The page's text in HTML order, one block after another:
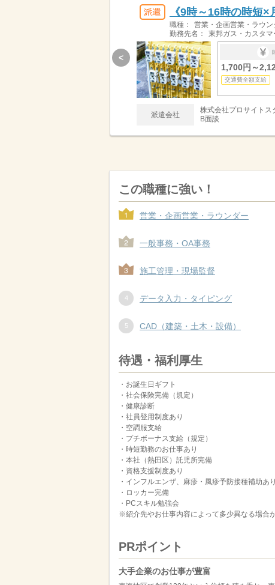
《9時～16時の時短
職種： 営業・企画営業・ラウン
勤務先名：
東邦ガス・カスタ
1,700円～
交通費全額支給
派遣会社
株式会社プロサイトス
B面談
<
この職種に強い！
営業・企画営業・ラウンダー
一般事務・OA事務
施工管理・現場監督
データ入力・タイピング
CAD（建築・土木・設備）
待遇・福利厚生
・お誕生日ギフト
・社会保険完備（規定）
・健康診断
・社員登用制度あり
・空調服支給
・プチボーナス支給（規定）
・時短勤務のお仕事あり
・本社（熱田区）託児所完備
・資格支援制度あり
・インフルエンザ、麻疹・風疹予防接種補助あり
・ロッカー完備
・PCスキル勉強会
※紹介先やお仕事内容によって多少異なる場合
PRポイント
大手企業のお仕事が豊富